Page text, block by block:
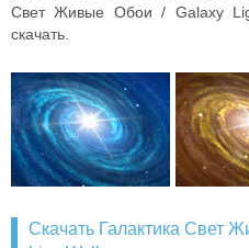
Свет Живые Обои / Galaxy
скачать.
Скачать Галактика Свет